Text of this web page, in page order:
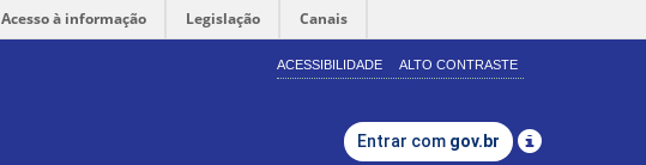
Acesso à informação Legislação Canais
ACESSIBILIDADE ALTO CONTRASTE
Entrar com gov.br